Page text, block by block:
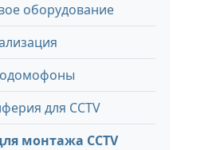
оборудование
для CCTV
монтажа CCTV